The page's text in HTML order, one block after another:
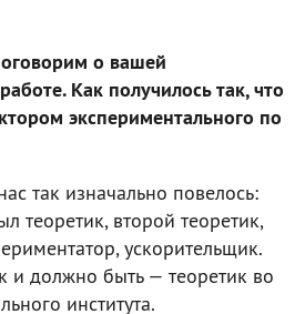
о вашей
Как получилось так, что
экспериментального по
так изначально повелось:
теоретик, второй теоретик,
ускорительщик.
и должно быть — теоретик во
института.